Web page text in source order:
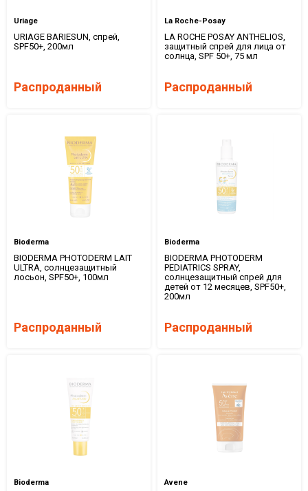
Uriage
URIAGE BARIESUN, спрей,
SPF50+, 200мл
Распроданный
La Roche-Posay
LA ROCHE POSAY ANTHELIOS,
защитный спрей для лица от
солнца, SPF 50+, 75 мл
Распроданный
Bioderma
BIODERMA PHOTODERM LAIT
ULTRA, солнцезащитный
лосьон, SPF50+, 100мл
Распроданный
Bioderma
BIODERMA PHOTODERM
PEDIATRICS SPRAY,
солнцезащитный спрей для
детей от 12 месяцев, SPF50+,
200мл
Распроданный
Bioderma Avene